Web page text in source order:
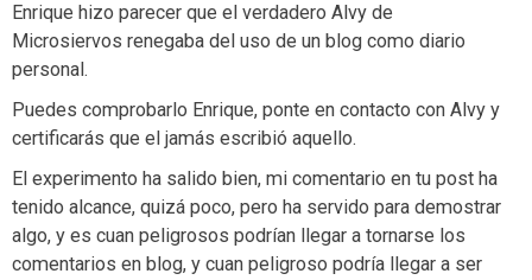
Enrique hizo parecer que el verdadero Alvy de
Microsiervos renegaba del uso de un blog como diario
personal.
Puedes comprobarlo Enrique, ponte en contacto con Alvy y
certificarás que el jamás escribió aquello.
El experimento ha salido bien, mi comentario en tu post ha
tenido alcance, quizá poco, pero ha servido para demostrar
algo, y es cuan peligrosos podrían llegar a tornarse los
comentarios en blog, y cuan peligroso podría llegar a ser